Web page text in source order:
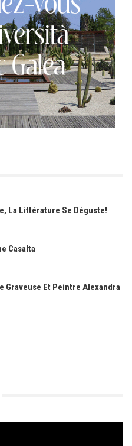
La Littérature Se Déguste!
Casalta
Graveuse Et Peintre Alexandra